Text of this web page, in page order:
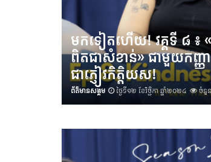
មកទៀតហើយ! វគ្គទី ៨ ៖
ពិតជាសំខាន់» ជាមួយកញ្ញ
ជាភ្ញៀវកិត្តិយស!
ព័ត៌មានសង្គម ថ្ងៃទី១២ ខែវិច្ជិកា ឆ្នាំ២០២៤ ចំនួ